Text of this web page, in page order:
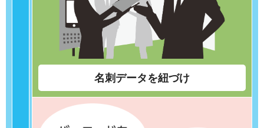
名刺データを紐づけ